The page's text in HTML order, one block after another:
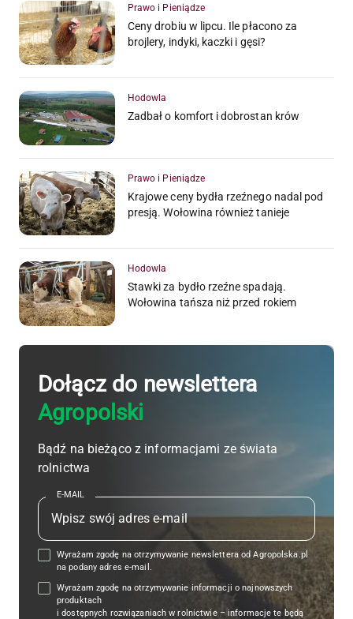
Prawo i Pieniądze
Ceny drobiu w lipcu. Ile płacono za
brojlery, indyki, kaczki i gęsi?
Hodowla
Zadbał o komfort i dobrostan krów
Prawo i Pieniądze
Krajowe ceny bydła rzeźnego nadal pod
presją. Wołowina również tanieje
Hodowla
Stawki za bydło rzeźne spadają.
Wołowina tańsza niż przed rokiem
Dołącz do newslettera
Agropolski
Bądź na bieżąco z informacjami ze świata
rolnictwa
E-MAIL
Wyrażam zgodę na otrzymywanie newslettera od Agropolska.pl
na podany adres e-mail.
Wyrażam zgodę na otrzymywanie informacji o najnowszych
produktach
i dostępnych rozwiązaniach w rolnictwie – informacje te będą